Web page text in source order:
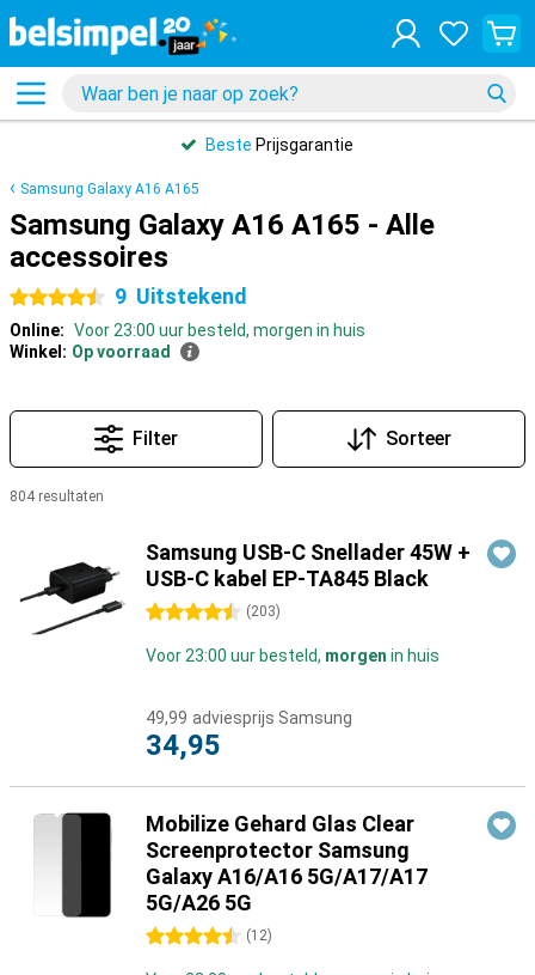
Beste Prijsgarantie
Samsung Galaxy A16 A165
Samsung Galaxy A16 A165 - Alle
accessoires
4.5 sterren 9 Uitstekend
Online: Voor 23:00 uur besteld, morgen in huis
Winkel: Op voorraad
Filter Sorteer
804 resultaten
Samsung USB-C Snellader 45W +
USB-C kabel EP-TA845 Black
4.5 sterren (203)
Voor 23:00 uur besteld, morgen in huis
49,99 adviesprijs Samsung
34,95
Mobilize Gehard Glas Clear
Screenprotector Samsung
Galaxy A16/A16 5G/A17/A17
5G/A26 5G
4.5 sterren (12)